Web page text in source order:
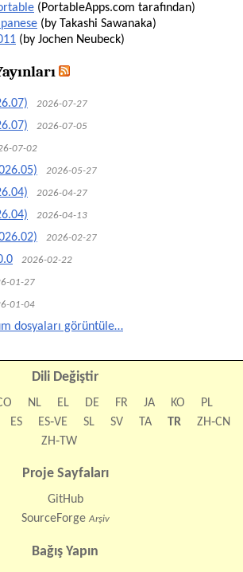
(PortableApps.com tarafından)
(by Takashi Sawanaka)
(by Jochen Neubeck)
2026-07-27
2026-07-05
07-02
2026-05-27
2026-04-27
2026-04-13
2026-02-27
2026-02-22
01-27
01-04
dosyaları görüntüle…
Dili Değiştir
NL EL DE FR JA KO
PL
ES ES‑VE SL SV TA TR
ZH‑CN
ZH‑TW
Proje Sayfaları
GitHub
SourceForge Arşiv
Bağış Yapın